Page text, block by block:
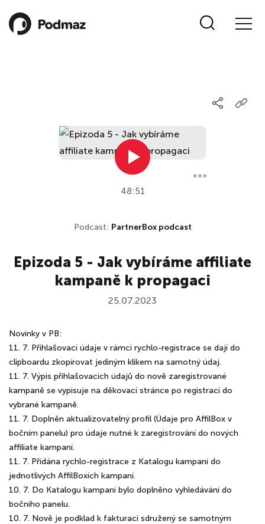
48:51
Podcast: PartnerBox podcast
Epizoda 5 - Jak vybíráme affiliate
kampaně k propagaci
25.07.2023
Novinky v PB:
11. 7. Přihlašovací údaje v rámci rychlo-registrace se dají do
clipboardu zkopírovat jediným klikem na samotný údaj.
11. 7. Výpis přihlašovacích údajů do nově zaregistrované
kampaně se vypisuje na děkovací stránce po registraci do
vybrané kampaně.
11. 7. Doplněn aktualizovatelný profil (Údaje pro AffilBox v
bočním panelu) pro údaje nutné k zaregistrování do nových
affiliate kampaní.
11. 7. Přidána rychlo-registrace z Katalogu kampaní do
jednotlivých AffilBoxích kampaní.
10. 7. Do Katalogu kampaní bylo doplněno vyhledávání do
bočního panelu.
10. 7. Nově je podklad k fakturaci sdružený se samotným